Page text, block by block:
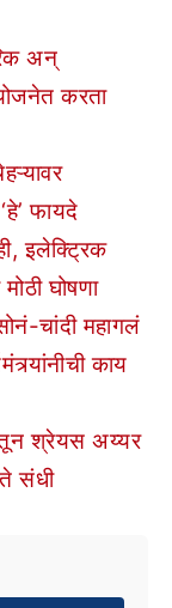
अन्
योजनेत करता
फायदे
इलेक्ट्रिक
घोषणा
चांदी महागलं
काय
श्रेयस अय्यर
संधी